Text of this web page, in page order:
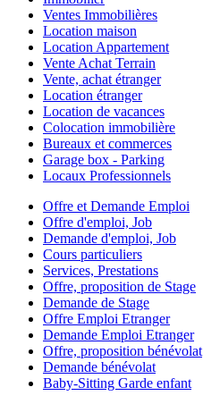
Ventes Immobilières
Location maison
Location Appartement
Vente Achat Terrain
Vente, achat étranger
Location étranger
Location de vacances
Colocation immobilière
Bureaux et commerces
Garage box - Parking
Locaux Professionnels
Offre et Demande Emploi
Offre d'emploi, Job
Demande d'emploi, Job
Cours particuliers
Services, Prestations
Offre, proposition de Stage
Demande de Stage
Offre Emploi Etranger
Demande Emploi Etranger
Offre, proposition bénévolat
Demande bénévolat
Baby-Sitting Garde enfant